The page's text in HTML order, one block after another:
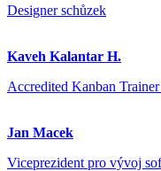
Designer schůzek
Kaveh Kalantar H.
Accredited Kanban
Jan Macek
Viceprezident pro vývoj